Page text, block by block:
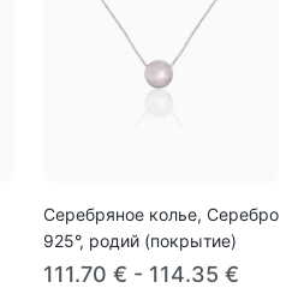
Серебряное колье, Серебро
925°, родий (покрытие)
111.70 € - 114.35 €